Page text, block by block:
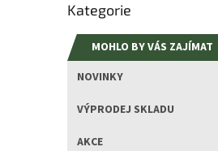
s
r
kategorie
Kategorie
MOHLO BY VÁS ZAJÍMAT
NOVINKY
VÝPRODEJ SKLADU
AKCE